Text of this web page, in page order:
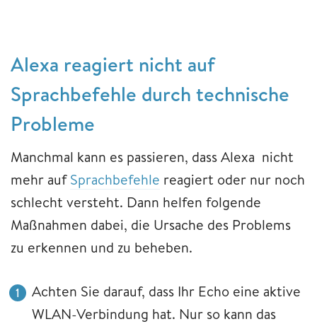
Alexa reagiert nicht auf
Sprachbefehle durch technische
Probleme
Manchmal kann es passieren, dass Alexa nicht
mehr aufSprachbefehle reagiert oder nur noch
schlecht versteht. Dann helfen folgende
Maßnahmen dabei, die Ursache des Problems
zu erkennen und zu beheben.
Achten Sie darauf, dass Ihr Echo eine aktive
WLAN-Verbindung hat. Nur so kann das